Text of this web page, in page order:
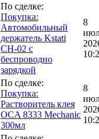
По сделке:
Покупка:
Автомобильный
держатель Kstati
CH-02 с
беспроводно
зарядкой
8
По сделке:
Покупка:
Растворитель клея
OCA 8333 Mechanic
300мл
8